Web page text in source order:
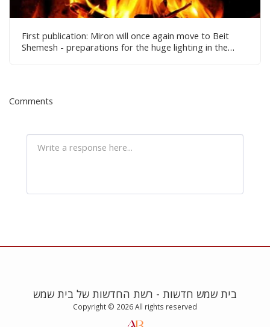
First publication: Miron will once again move to Beit
Shemesh - preparations for the huge lighting in the
Comments
בית שמש חדשות - רשת החדשות של בית שמש
Copyright © 2026 All rights reserved